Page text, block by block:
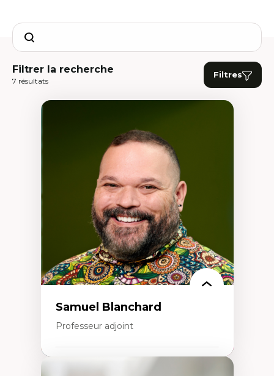
Search
Filtrer la recherche
7 résultats
Filtres
Samuel Blanchard
Professeur adjoint